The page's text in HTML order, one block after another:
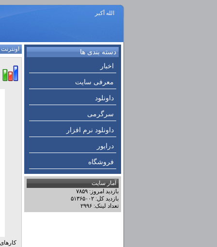
الله أكبر
دسته بندی ها
اخبار
معرفی سایت
داونلود
سرگرمی
داونلود نرم افزار
درایور
فروشگاه
آمار سایت
بازدید امروز: ۷۸۵۹
بازدید کل: ۵۱۳۶۵۰۰۲
تعداد لینک: ۲۹۹۶
اونترنت